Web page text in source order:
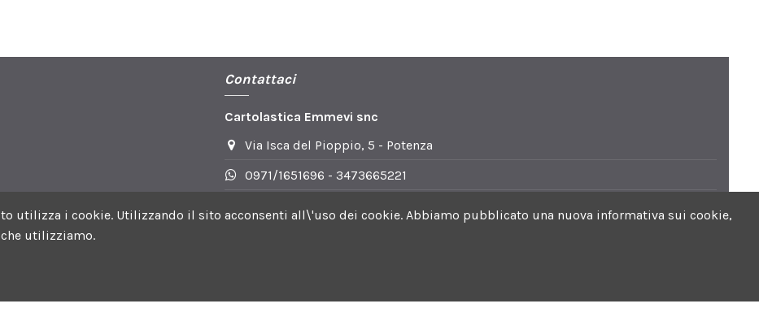
Contattaci
Cartolastica Emmevi snc
Via Isca del Pioppio, 5 - Potenza
0971/1651696 - 3473665221
su Facebook | Orari DI apertura: Lun-Ven 8.30-13.30 e 15.30-19.00. Sabato 8.30-13.30
utilizza i cookie. Utilizzando il sito acconsenti all\'uso dei cookie. Abbiamo pubblicato una nuova informativa sui cookie,
utilizziamo.